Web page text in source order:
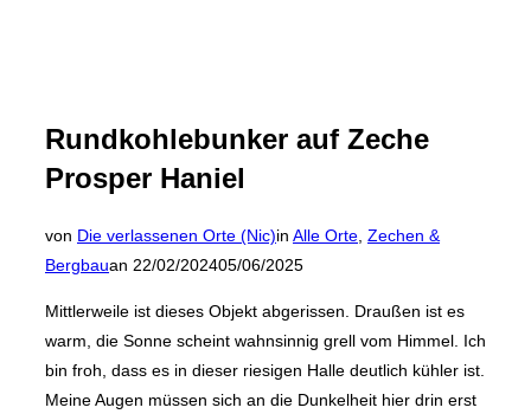
Rundkohlebunker auf Zeche
Prosper Haniel
von Die verlassenen Orte (Nic)in Alle Orte Zechen &
Bergbauan Veröffentlicht
22/02/202405/06/2025
Mittlerweile ist dieses Objekt abgerissen. Draußen ist es
warm, die Sonne scheint wahnsinnig grell vom Himmel. Ich
bin froh, dass es in dieser riesigen Halle deutlich kühler ist.
Meine Augen müssen sich an die Dunkelheit hier drin erst